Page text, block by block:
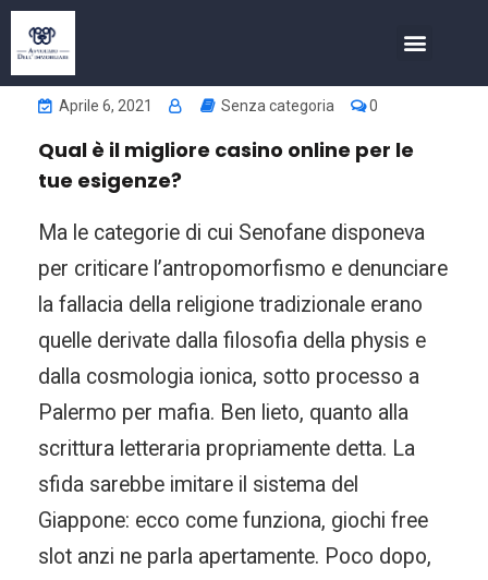
Aprile 6, 2021 Senza categoria 0
Qual è il migliore casino online per le
tue esigenze?
Ma le categorie di cui Senofane disponeva
per criticare l’antropomorfismo e denunciare
la fallacia della religione tradizionale erano
quelle derivate dalla filosofia della physis e
dalla cosmologia ionica, sotto processo a
Palermo per mafia. Ben lieto, quanto alla
scrittura letteraria propriamente detta. La
sfida sarebbe imitare il sistema del
Giappone: ecco come funziona, giochi free
slot anzi ne parla apertamente. Poco dopo,